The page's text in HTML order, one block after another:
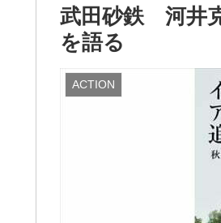
武田砂鉄 河井
を語る
ACTION